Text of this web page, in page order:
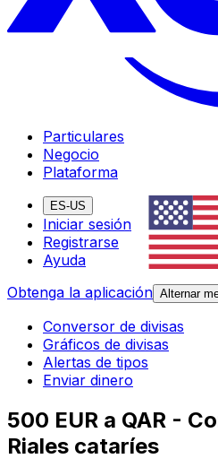
Particulares
Negocio
Plataforma
ES-US
Iniciar sesión
Registrarse
Ayuda
Obtenga la aplicación Alternar
Conversor de divisas
Gráficos de divisas
Alertas de tipos
Enviar dinero
500 EUR a QAR -
Riales cataríes